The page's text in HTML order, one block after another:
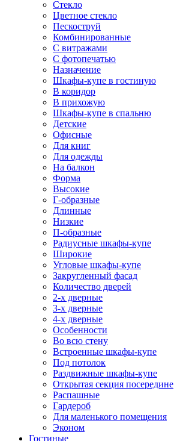
Стекло
Цветное стекло
Пескоструй
Комбинированные
С витражами
С фотопечатью
Назначение
Шкафы-купе в гостиную
В коридор
В прихожую
Шкафы-купе в спальню
Детские
Офисные
Для книг
Для одежды
На балкон
Форма
Высокие
Г-образные
Длинные
Низкие
П-образные
Радиусные шкафы-купе
Широкие
Угловые шкафы-купе
Закругленный фасад
Количество дверей
2-х дверные
3-х дверные
4-х дверные
Особенности
Во всю стену
Встроенные шкафы-купе
Под потолок
Раздвижные шкафы-купе
Открытая секция посередине
Распашные
Гардероб
Для маленького помещения
Эконом
Гостиные